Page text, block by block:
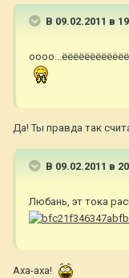
В 09.02.2011 в
Да! Ты правда так
В 09.02.2011 в
Любань, эт тока
Аха-аха!